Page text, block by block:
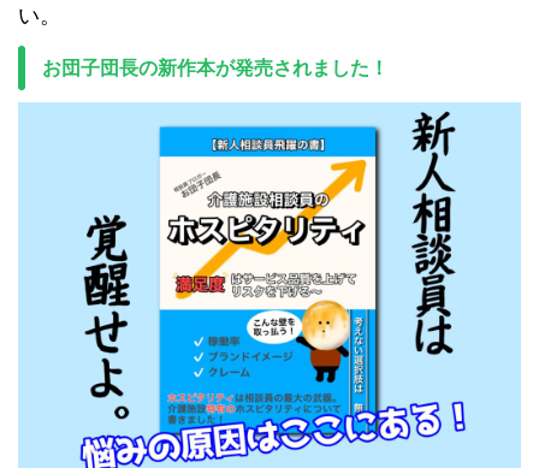
い。
お団子団長の新作本が発売されました！